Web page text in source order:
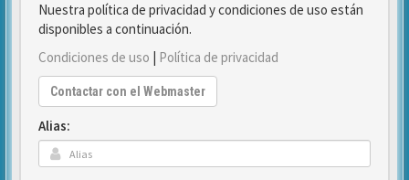
Nuestra política de privacidad y condiciones de uso están
disponibles a continuación.
Condiciones de uso | Política de privacidad
Contactar con el Webmaster
Alias: